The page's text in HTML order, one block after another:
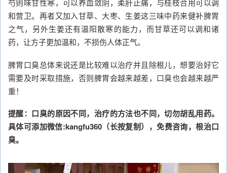
芍则味甘性寒，可以养血敛阴，柔肝止痛，与桂枝合用可以调
和营卫。再者又加入甘草、大枣、生姜这三味中药来健补脾胃
之气，另外生姜还有温阳散寒的能力，而甘草还可以调和诸
药，让方子更加温和，不损伤人体正气。
脾胃口臭总体来说还是比较难以治疗并且除根儿，想要治好它
需要及时采取措施，否则脾胃会越来越差，口臭也会越来越严
重！
提醒：口臭的原因不同，治疗的方法也不同，切勿胡乱用药。
具体可添加微信:kangfu360（长按复制），免费咨询，根治口
臭。